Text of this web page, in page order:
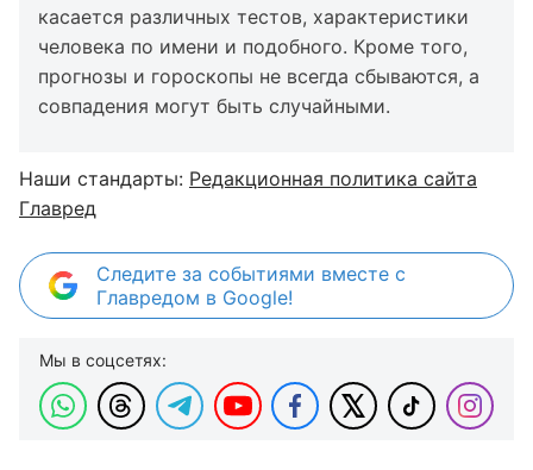
касается различных тестов, характеристики
человека по имени и подобного. Кроме того,
прогнозы и гороскопы не всегда сбываются, а
совпадения могут быть случайными.
Наши стандарты: Редакционная политика сайта
Главред
Следите за событиями вместе с
Главредом в Google!
Мы в соцсетях: